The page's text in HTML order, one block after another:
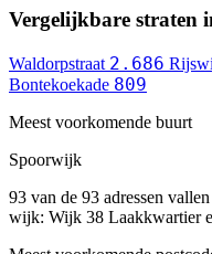
Vergelijkbare straten
Waldorpstraat 2.686
Bontekoekade 809
Meest voorkomende buurt
Spoorwijk
93 van de 93 adressen
wijk: Wijk 38 Laakkwartier